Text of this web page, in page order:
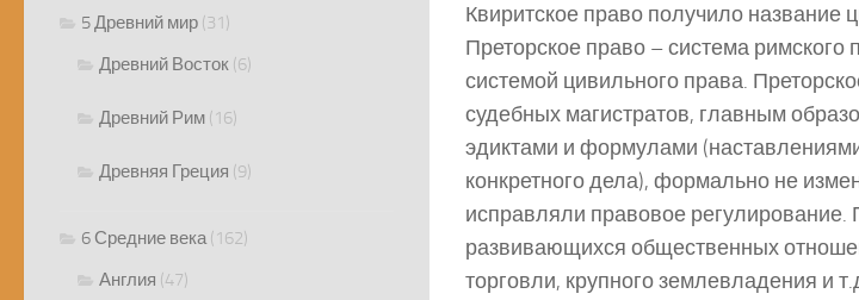
Квиритское право получило название
Преторское право – система
системой цивильного права.
судебных магистратов, главным
эдиктами и формулами
конкретного дела), формально не
исправляли правовое
развивающихся общественных
торговли, крупного землевладения и
5 Древний мир (31)
Древний Восток (6)
Древний Рим (16)
Древняя Греция (9)
6 Средние века(162)
Англия (47)